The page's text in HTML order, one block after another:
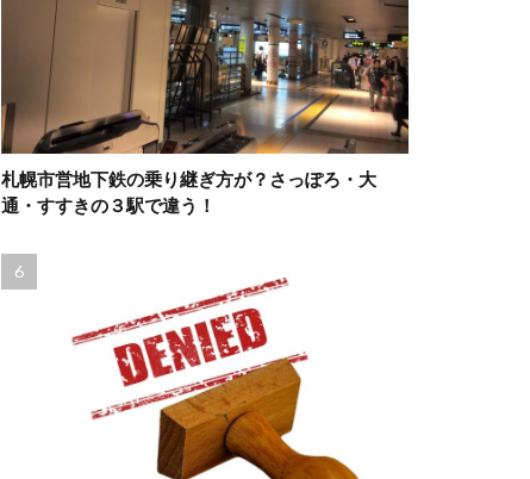
札幌市営地下鉄の乗り継ぎ方が？さっぽろ・大
通・すすきの３駅で違う！